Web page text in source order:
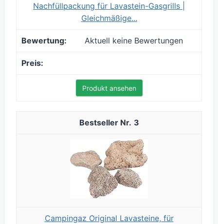
Nachfüllpackung für Lavastein-Gasgrills |
Gleichmäßige...
Aktuell keine Bewertungen
Produkt ansehen
3
Campingaz Original Lavasteine, für